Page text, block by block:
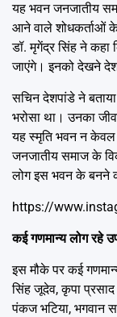
यह भवन जनजातीय
आने वाले शोधकर्ताओं के
डॉ. मृगेंद्र सिंह ने कहा
जाएंगे। इनको देखने
सचिन देशपांडे ने
भरोसा था। उनका
यह स्मृति भवन न केवल
जनजातीय समाज के
लोग इस भवन के बनने
https://
कई गणमान्य लोग रहे
इस मौके पर कई
सिंह जूदेव, कृपा
पंकज भटिया, भगवान